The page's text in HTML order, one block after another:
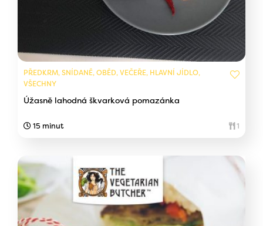
PŘEDKRM, SNÍDANĚ, OBĚD, VEČEŘE, HLAVNÍ JÍDLO,
VŠECHNY
Úžasně lahodná škvarková pomazánka
15 minut 1